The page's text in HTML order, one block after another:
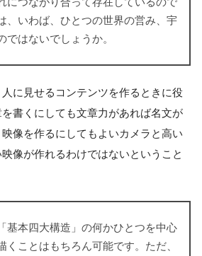
、いわば、ひとつの世界の営み、宇
ではないでしょうか。
に見せるコンテンツを作るときに役
書くにしても文章力があれば名文が
像を作るにしてもよいカメラと高い
像が作れるわけではないということ
基本四大構造」の何かひとつを中心
くことはもちろん可能です。ただ、